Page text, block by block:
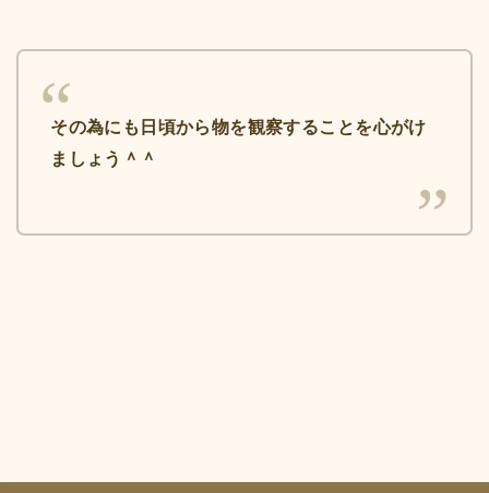
その為にも日頃から物を観察することを心がけ
ましょう＾＾